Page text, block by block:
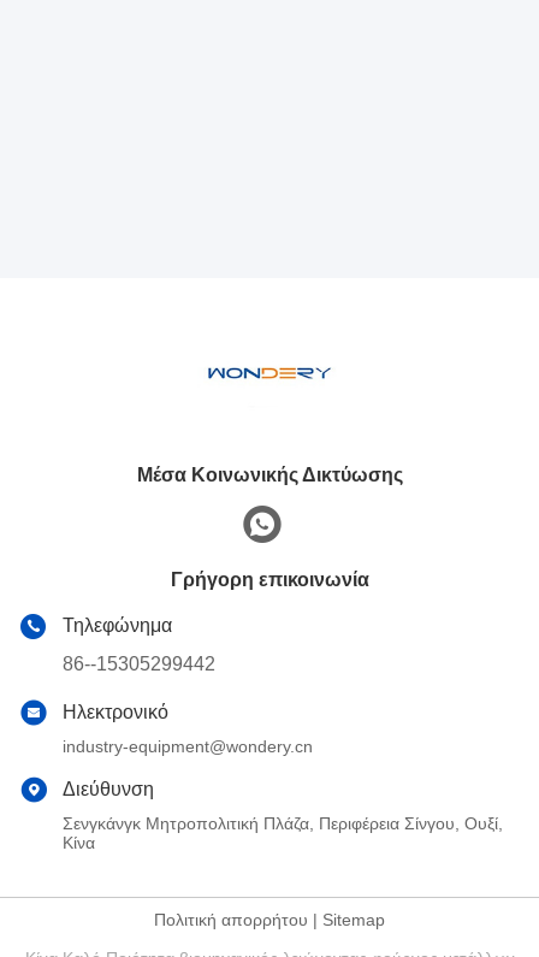
Μέσα Κοινωνικής Δικτύωσης
Γρήγορη επικοινωνία
Τηλεφώνημα
86--15305299442
Ηλεκτρονικό
industry-equipment@wondery.cn
Διεύθυνση
Σενγκάνγκ Μητροπολιτική Πλάζα, Περιφέρεια Σίνγου, Ουξί,
Κίνα
Πολιτική απορρήτου | Sitemap